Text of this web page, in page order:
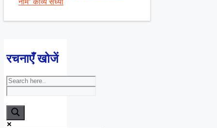
नाम’ काव्य संध्या
रचनाएँ खोजें